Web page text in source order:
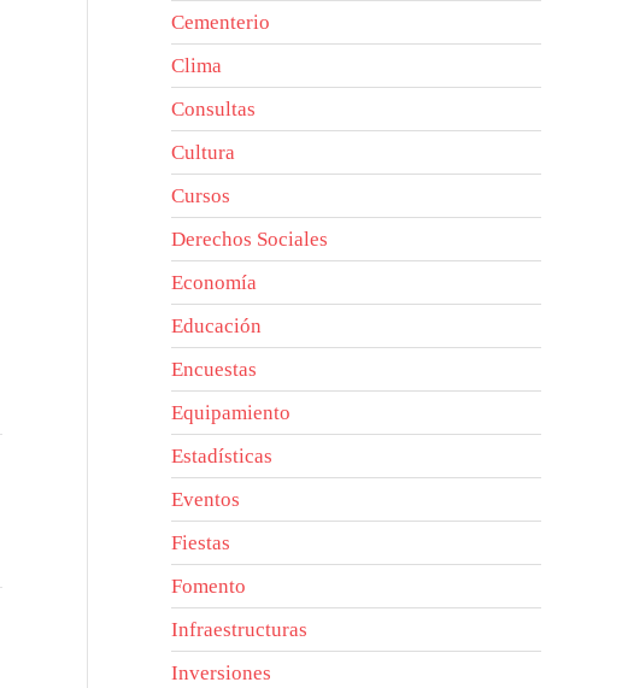
Cementerio
Clima
Consultas
Cultura
Cursos
Derechos Sociales
Economía
Educación
Encuestas
Equipamiento
Estadísticas
Eventos
Fiestas
Fomento
Infraestructuras
Inversiones